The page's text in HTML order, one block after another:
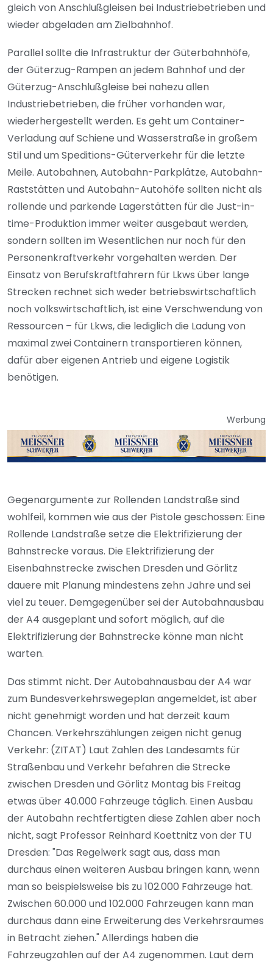
gleich von Anschlußgleisen bei Industriebetrieben und
wieder abgeladen am Zielbahnhof.
Parallel sollte die Infrastruktur der Güterbahnhöfe,
der Güterzug-Rampen an jedem Bahnhof und der
Güterzug-Anschlußgleise bei nahezu allen
Industriebetrieben, die früher vorhanden war,
wiederhergestellt werden. Es geht um Container-
Verladung auf Schiene und Wasserstraße in großem
Stil und um Speditions-Güterverkehr für die letzte
Meile. Autobahnen, Autobahn-Parkplätze, Autobahn-
Raststätten und Autobahn-Autohöfe sollten nicht als
rollende und parkende Lagerstätten für die Just-in-
time-Produktion immer weiter ausgebaut werden,
sondern sollten im Wesentlichen nur noch für den
Personenkraftverkehr vorgehalten werden. Der
Einsatz von Berufskraftfahrern für Lkws über lange
Strecken rechnet sich weder betriebswirtschaftlich
noch volkswirtschaftlich, ist eine Verschwendung von
Ressourcen – für Lkws, die lediglich die Ladung von
maximal zwei Containern transportieren können,
dafür aber eigenen Antrieb und eigene Logistik
benötigen.
Werbung
Gegenargumente zur Rollenden Landstraße sind
wohlfeil, kommen wie aus der Pistole geschossen: Eine
Rollende Landstraße setze die Elektrifizierung der
Bahnstrecke voraus. Die Elektrifizierung der
Eisenbahnstrecke zwischen Dresden und Görlitz
dauere mit Planung mindestens zehn Jahre und sei
viel zu teuer. Demgegenüber sei der Autobahnausbau
der A4 ausgeplant und sofort möglich, auf die
Elektrifizierung der Bahnstrecke könne man nicht
warten.
Das stimmt nicht. Der Autobahnausbau der A4 war
zum Bundesverkehrswegeplan angemeldet, ist aber
nicht genehmigt worden und hat derzeit kaum
Chancen. Verkehrszählungen zeigen nicht genug
Verkehr: (ZITAT) Laut Zahlen des Landesamts für
Straßenbau und Verkehr befahren die Strecke
zwischen Dresden und Görlitz Montag bis Freitag
etwas über 40.000 Fahrzeuge täglich. Einen Ausbau
der Autobahn rechtfertigten diese Zahlen aber noch
nicht, sagt Professor Reinhard Koettnitz von der TU
Dresden: "Das Regelwerk sagt aus, dass man
durchaus einen weiteren Ausbau bringen kann, wenn
man so beispielsweise bis zu 102.000 Fahrzeuge hat.
Zwischen 60.000 und 102.000 Fahrzeugen kann man
durchaus dann eine Erweiterung des Verkehrsraumes
in Betracht ziehen." Allerdings haben die
Fahrzeugzahlen auf der A4 zugenommen. Laut dem